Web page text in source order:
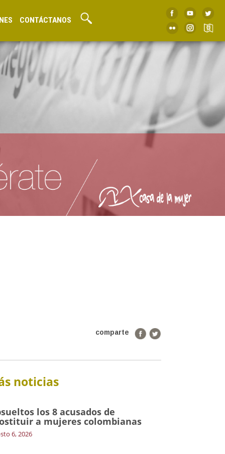
CONTÁCTANOS
comparte
noticias
los 8 acusados de
a mujeres colombianas
6, 2026